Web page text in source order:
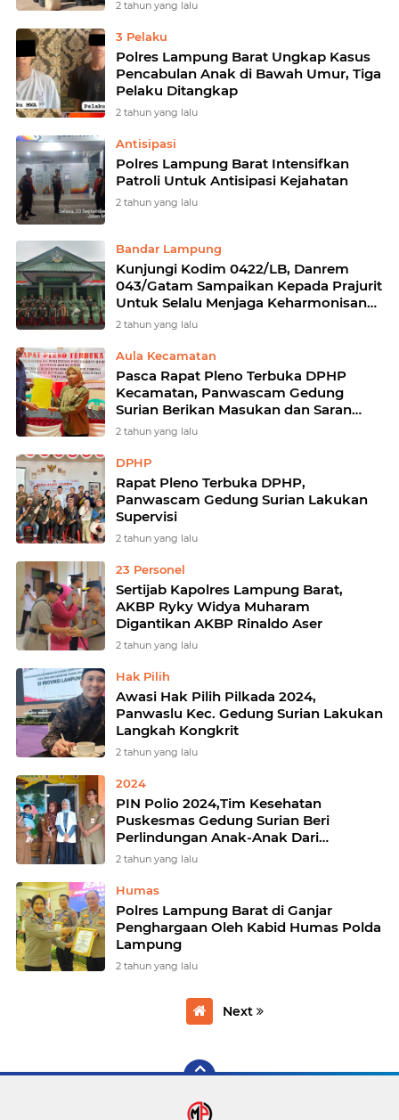
2 tahun yang lalu
3 Pelaku
Polres Lampung Barat Ungkap Kasus
Pencabulan Anak di Bawah Umur, Tiga
Pelaku Ditangkap
2 tahun yang lalu
Antisipasi
Polres Lampung Barat Intensifkan
Patroli Untuk Antisipasi Kejahatan
2 tahun yang lalu
Bandar Lampung
Kunjungi Kodim 0422/LB, Danrem
043/Gatam Sampaikan Kepada Prajurit
Untuk Selalu Menjaga Keharmonisan
Dalam Rumah Tangga
2 tahun yang lalu
Aula Kecamatan
Pasca Rapat Pleno Terbuka DPHP
Kecamatan, Panwascam Gedung
Surian Berikan Masukan dan Saran
Perbaikan
2 tahun yang lalu
DPHP
Rapat Pleno Terbuka DPHP,
Panwascam Gedung Surian Lakukan
Supervisi
2 tahun yang lalu
23 Personel
Sertijab Kapolres Lampung Barat,
AKBP Ryky Widya Muharam
Digantikan AKBP Rinaldo Aser
2 tahun yang lalu
Hak Pilih
Awasi Hak Pilih Pilkada 2024,
Panwaslu Kec. Gedung Surian Lakukan
Langkah Kongkrit
2 tahun yang lalu
2024
PIN Polio 2024,Tim Kesehatan
Puskesmas Gedung Surian Beri
Perlindungan Anak-Anak Dari
Ancaman Polio
2 tahun yang lalu
Humas
Polres Lampung Barat di Ganjar
Penghargaan Oleh Kabid Humas Polda
Lampung
2 tahun yang lalu
Next